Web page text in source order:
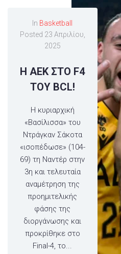
In Basketball
Posted 23 Απριλίου,
2025
Η ΑΕΚ ΣΤΟ F4
ΤΟΥ BCL!
Η κυριαρχική
«Βασίλισσα» του
Ντράγκαν Σάκοτα
«ισοπέδωσε» (104-
69) τη Ναντέρ στην
3η και τελευταία
αναμέτρηση της
προημιτελικής
φάσης της
διοργάνωσης και
προκρίθηκε στο
Final-4, το...